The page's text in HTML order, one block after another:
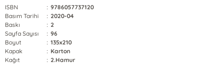
ISBN : 9786057737120
Basım Tarihi
: 2020-04
Baskı
: 2
Sayfa Sayısı
: 96
Boyut
: 135x210
Kapak
: Karton
Kağıt
: 2.Hamur